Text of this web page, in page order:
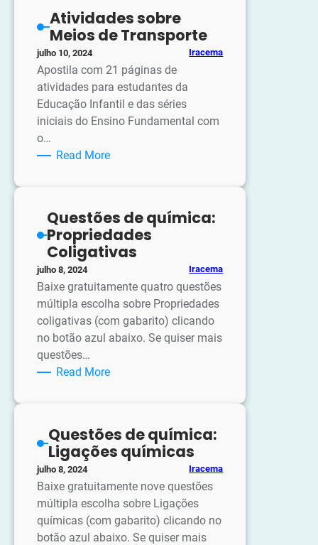
Parlenda
Uni
Tê
Atividades sobre
Meios de Transporte
julho 10, 2024 Iracema
Apostila com 21 páginas de
atividades para estudantes da
Educação Infantil e das séries
iniciais do Ensino Fundamental com
o…
Read More:
de
Transporte
Questões de química:
Propriedades
Coligativas
julho 8, 2024 Iracema
Baixe gratuitamente quatro questões
múltipla escolha sobre Propriedades
coligativas (com gabarito) clicando
no botão azul abaixo. Se quiser mais
questões…
Read More:
Propriedades
Coligativas
Questões de química:
Ligações químicas
julho 8, 2024 Iracema
Baixe gratuitamente nove questões
múltipla escolha sobre Ligações
químicas (com gabarito) clicando no
botão azul abaixo. Se quiser mais